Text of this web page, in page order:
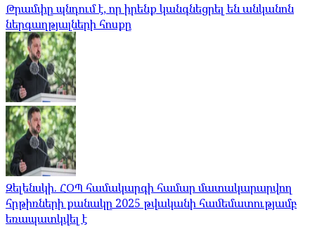
Թրամփը պնդում է, որ իրենք կանգնեցրել են անկանոն
ներգաղթյալների հոսքը
Զելենսկի. ՀՕՊ համակարգի համար մատակարարվող
հրթիռների քանակը 2025 թվականի համեմատությամբ
եռապատկվել է